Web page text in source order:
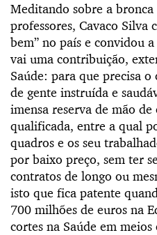
Meditando sobre a bronca
professores, Cavaco Silva
bem” no país e convidou
vai uma contribuição,
Saúde: para que precisa
de gente instruída e
imensa reserva de mão
qualificada, entre a qual
quadros e os seu
por baixo preço, sem ter
contratos de longo ou
isto que fica patente
700 milhões de euros na
cortes na Saúde em meios